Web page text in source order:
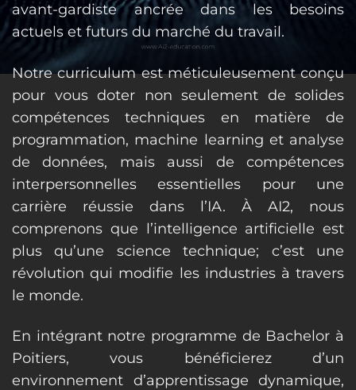
avant-gardiste ancrée dans les besoins
actuels et futurs du marché du travail.
Notre curriculum est méticuleusement conçu
pour vous doter non seulement de solides
compétences techniques en matière de
programmation, machine learning et analyse
de données, mais aussi de compétences
interpersonnelles essentielles pour une
carrière réussie dans l’IA. À AI2, nous
comprenons que l’intelligence artificielle est
plus qu’une science technique; c’est une
révolution qui modifie les industries à travers
le monde.
En intégrant notre programme de Bachelor à
Poitiers, vous bénéficierez d’un
environnement d’apprentissage dynamique,